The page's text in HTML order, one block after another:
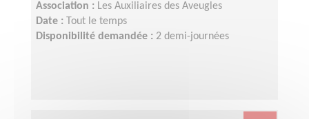
Association : Les Auxiliaires des Aveugles
Date :
Tout le temps
Disponibilité demandée : 2 demi-journées